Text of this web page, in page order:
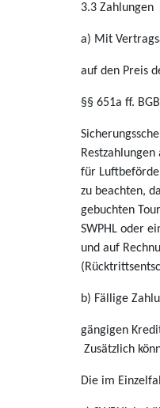
3.3 Zahlungen
a) Mit
auf den Preis
§§ 651a ff.
für
zu beachten,
gebuchten
SWPHL oder
und auf
b) Fällige
gängigen
Zusätzlich
Die im